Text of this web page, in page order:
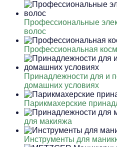
Профессиональные
волос
Профессиональная
Принадлежности для и
домашних условиях
Парикмахерские
для макияжа
Инструменты для